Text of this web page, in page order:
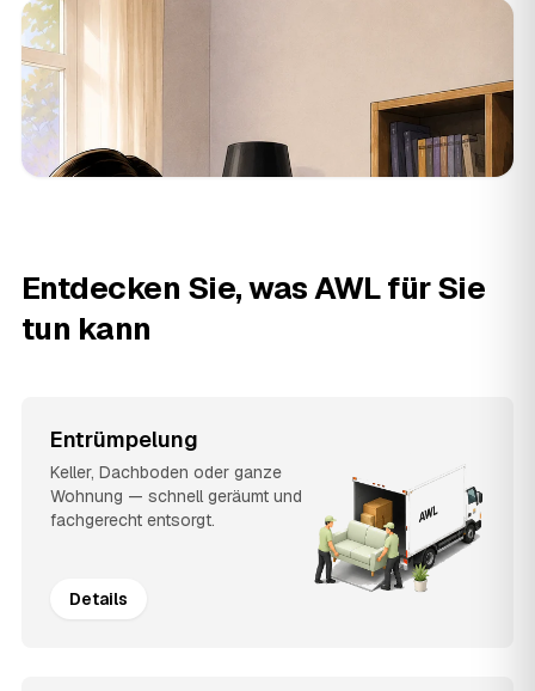
Entdecken Sie, was AWL für Sie
tun kann
Entrümpelung
Keller, Dachboden oder ganze
Wohnung — schnell geräumt und
fachgerecht entsorgt.
Details